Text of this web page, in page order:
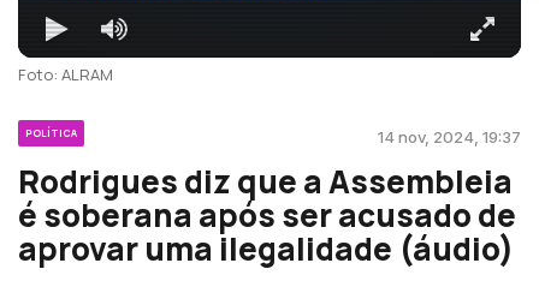
Foto: ALRAM
POLÍTICA 14 nov, 2024, 19:37
Rodrigues diz que a Assembleia
é soberana após ser acusado de
aprovar uma ilegalidade (áudio)